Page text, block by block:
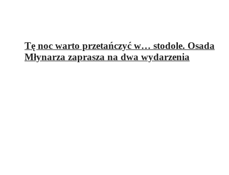
Tę noc warto przetańczyć w… stodole. Osada
Młynarza zaprasza na dwa wydarzenia